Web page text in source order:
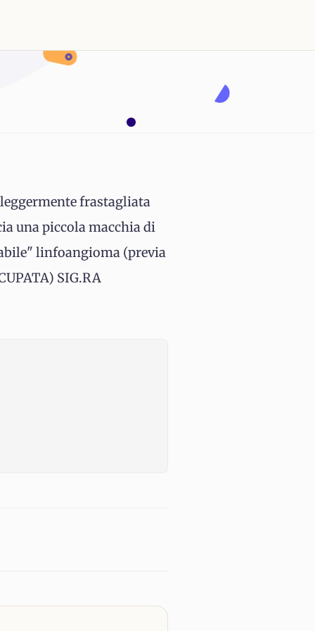
frastagliata
una piccola macchia di
linfoangioma (previa
SIG.RA